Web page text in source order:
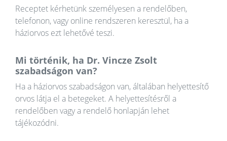
Receptet kérhetünk személyesen a rendelőben,
telefonon, vagy online rendszeren keresztül, ha a
háziorvos ezt lehetővé teszi.
Mi történik, ha Dr. Vincze Zsolt
szabadságon van?
Ha a háziorvos szabadságon van, általában helyettesítő
orvos látja el a betegeket. A helyettesítésről a
rendelőben vagy a rendelő honlapján lehet
tájékozódni.